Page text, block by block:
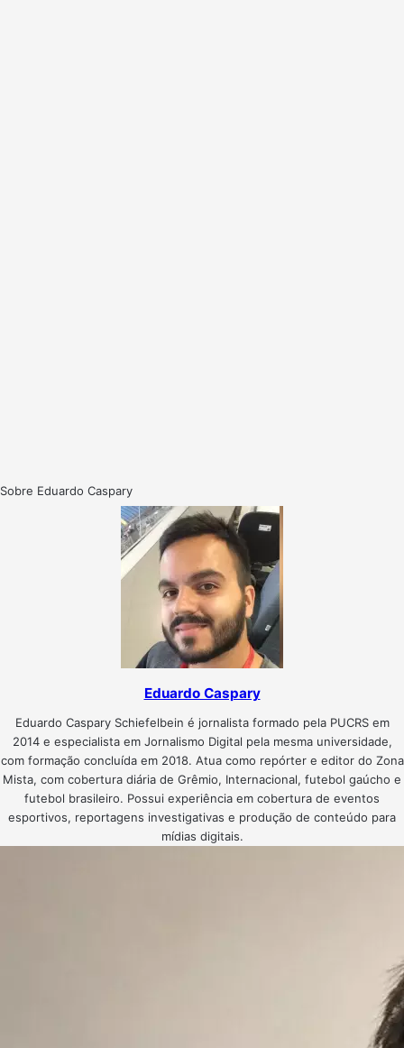
Sobre Eduardo Caspary
Eduardo Caspary
Eduardo Caspary Schiefelbein é jornalista formado pela PUCRS em
2014 e especialista em Jornalismo Digital pela mesma universidade,
com formação concluída em 2018. Atua como repórter e editor do Zona
Mista, com cobertura diária de Grêmio, Internacional, futebol gaúcho e
futebol brasileiro. Possui experiência em cobertura de eventos
esportivos, reportagens investigativas e produção de conteúdo para
mídias digitais.